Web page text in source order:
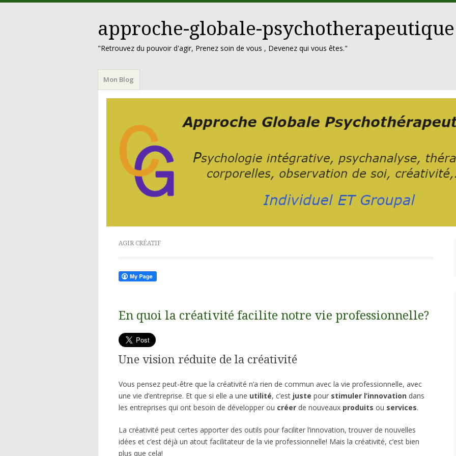
approche-globale-psychotherapeutique
"Retrouvez du pouvoir d'agir, Prenez soin de vous , Devenez qui vous êtes."
Menu
Aller
au
contenu
Mon Blog
AGIR CRÉATIF
En quoi la créativité facilite notre vie professionnelle?
Une vision réduite de la créativité
Vous pensez peut-être que la créativité n’a rien de commun avec la vie professionnelle, avec
une vie d’entreprise. Et que si elle a une utilité, c’est juste pour stimuler l’innovation dans
les entreprises qui ont besoin de développer ou créer de nouveaux produits ou services.
La créativité peut certes apporter des outils pour faciliter l’innovation, trouver de nouvelles
idées et c’est déjà un atout facilitateur de la vie professionnelle! Mais la créativité, c’est bien
plus que cela!